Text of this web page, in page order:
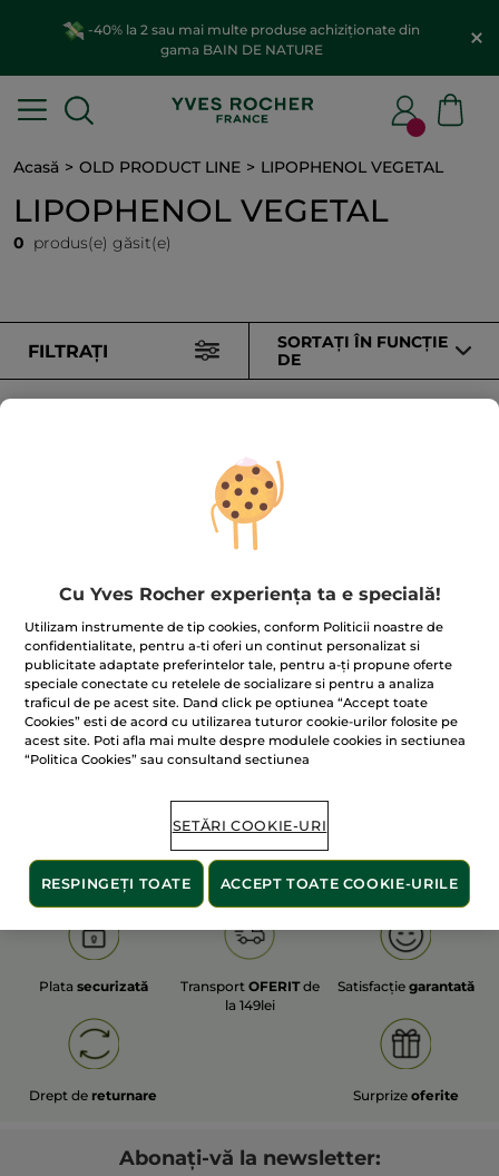
-40% la 2 sau mai multe produse achiziționate din
gama BAIN DE NATURE
Acasă OLD PRODUCT LINE LIPOPHENOL VEGETAL
LIPOPHENOL VEGETAL
0 produs(e) găsit(e)
FILTRAȚI
SORTAȚI ÎN FUNCȚIE
DE
100% extracte din
plante
60 de hectarede
terenuri pe care se practică
agricultura ecologică
Afișați mai multe
OLD PRODUCT LINE LES DEODORANTS NAT.
Plata securizată Transport OFERITde
la 149lei
Satisfacțiegarantată
Drept de returnare Surprize oferite
Abonați-vă la newsletter:
Cu Yves Rocher experiența ta e specială!
Utilizam instrumente de tip cookies, conform Politicii noastre de
confidentialitate, pentru a-ti oferi un continut personalizat si
publicitate adaptate preferintelor tale, pentru a-ți propune oferte
speciale conectate cu retelele de socializare si pentru a analiza
traficul de pe acest site. Dand click pe optiunea “Accept toate
Cookies” esti de acord cu utilizarea tuturor cookie-urilor folosite pe
acest site. Poti afla mai multe despre modulele cookies in sectiunea
“Politica Cookies” sau consultand sectiunea
SETĂRI COOKIE-URI
RESPINGEȚI TOATE ACCEPT TOATE COOKIE-URILE